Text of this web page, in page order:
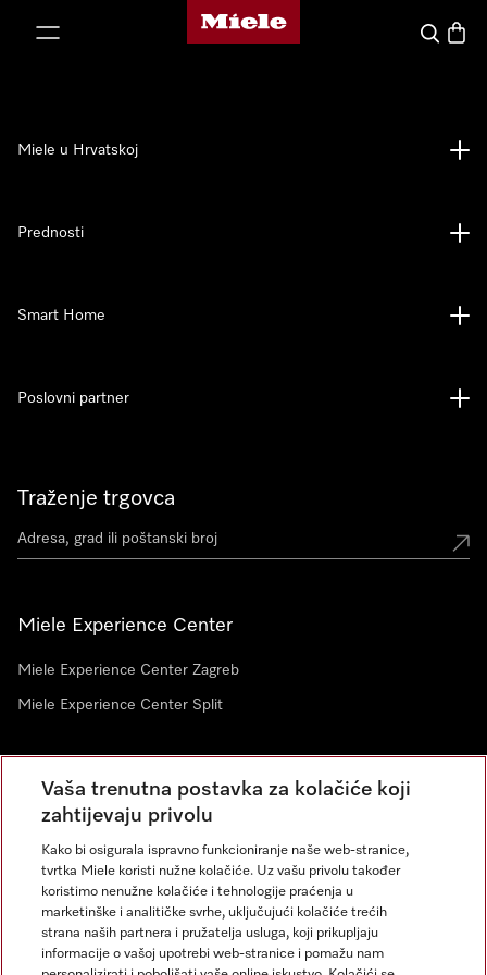
Miele početna stranica
Pretraga
Traženje trgovca
Miele Experience Center
Miele Experience Center Zagreb
Miele Experience Center Split
Newsletter
Miele u Hrvatskoj
Prednosti
Smart Home
Poslovni partner
Vaša trenutna postavka za kolačiće koji
zahtijevaju privolu
Kako bi osigurala ispravno funkcioniranje naše web-stranice,
tvrtka Miele koristi nužne kolačiće. Uz vašu privolu također
koristimo nenužne kolačiće i tehnologije praćenja u
marketinške i analitičke svrhe, uključujući kolačiće trećih
strana naših partnera i pružatelja usluga, koji prikupljaju
informacije o vašoj upotrebi web-stranice i pomažu nam